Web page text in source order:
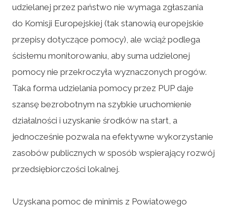
udzielanej przez państwo nie wymaga zgłaszania
do Komisji Europejskiej (tak stanowią europejskie
przepisy dotyczące pomocy), ale wciąż podlega
ścisłemu monitorowaniu, aby suma udzielonej
pomocy nie przekroczyła wyznaczonych progów.
Taka forma udzielania pomocy przez PUP daje
szansę bezrobotnym na szybkie uruchomienie
działalności i uzyskanie środków na start, a
jednocześnie pozwala na efektywne wykorzystanie
zasobów publicznych w sposób wspierający rozwój
przedsiębiorczości lokalnej.
Uzyskana pomoc de minimis z Powiatowego